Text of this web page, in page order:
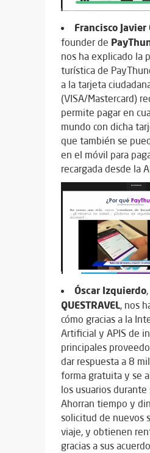
Francisco Javier
founder de
nos ha explicado la
turística de
a la tarjeta
(VISA/Mastercard)
permite pagar en
mundo con dicha
que también se
en el móvil para
recargada desde la
Óscar Izquierdo
QUESTRAVEL, nos
cómo gracias a la
Artificial y APIS de
principales
dar respuesta a 8
forma gratuita y se
los usuarios durante
Ahorran tiempo y
solicitud de nuevos
viaje, y obtienen
gracias a sus